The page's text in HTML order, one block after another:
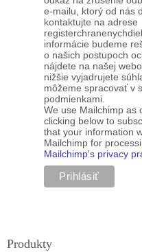
e-mailu, ktorý od nás
kontaktujte na adrese
informácie budeme
o našich postupoch
nájdete na našej
nižšie vyjadrujete
môžeme spracovať v
podmienkami.
We use Mailchimp as
clicking below to
that your information
Mailchimp for
Mailchimp's privacy
Produkty